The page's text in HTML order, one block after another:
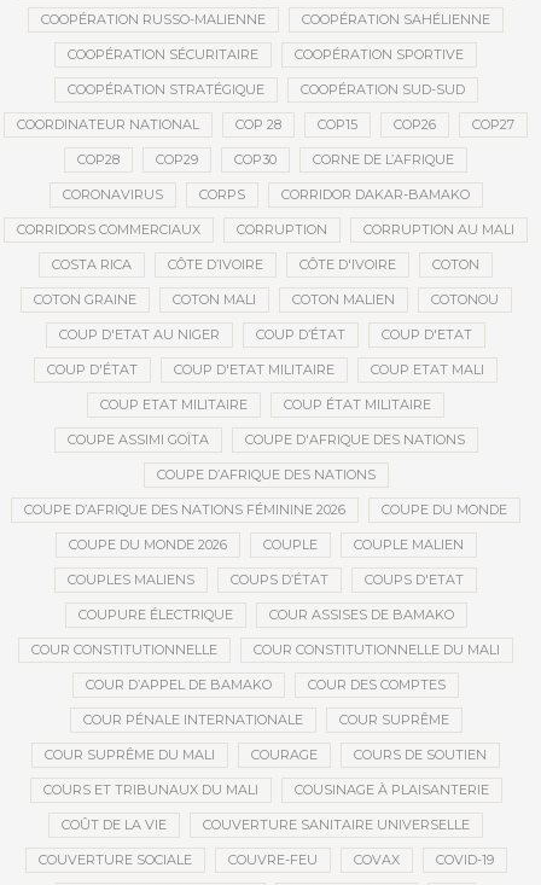
COOPÉRATION RUSSO-MALIENNE COOPÉRATION SAHÉLIENNE
COOPÉRATION SÉCURITAIRE COOPÉRATION SPORTIVE
COOPÉRATION STRATÉGIQUE COOPÉRATION SUD-SUD
COORDINATEUR NATIONAL COP 28 COP15 COP26 COP27
COP28 COP29 COP30 CORNE DE L’AFRIQUE
CORONAVIRUS CORPS CORRIDOR DAKAR-BAMAKO
CORRIDORS COMMERCIAUX CORRUPTION CORRUPTION AU MALI
COSTA RICA CÔTE D’IVOIRE CÔTE D'IVOIRE COTON
COTON GRAINE COTON MALI COTON MALIEN COTONOU
COUP D'ETAT AU NIGER COUP D’ÉTAT COUP D'ETAT
COUP D'ÉTAT COUP D'ETAT MILITAIRE COUP ETAT MALI
COUP ETAT MILITAIRE COUP ÉTAT MILITAIRE
COUPE ASSIMI GOÏTA COUPE D'AFRIQUE DES NATIONS
COUPE D’AFRIQUE DES NATIONS
COUPE D’AFRIQUE DES NATIONS FÉMININE 2026 COUPE DU MONDE
COUPE DU MONDE 2026 COUPLE COUPLE MALIEN
COUPLES MALIENS COUPS D’ÉTAT COUPS D'ETAT
COUPURE ÉLECTRIQUE COUR ASSISES DE BAMAKO
COUR CONSTITUTIONNELLE COUR CONSTITUTIONNELLE DU MALI
COUR D’APPEL DE BAMAKO COUR DES COMPTES
COUR PÉNALE INTERNATIONALE COUR SUPRÊME
COUR SUPRÊME DU MALI COURAGE COURS DE SOUTIEN
COURS ET TRIBUNAUX DU MALI COUSINAGE À PLAISANTERIE
COÛT DE LA VIE COUVERTURE SANITAIRE UNIVERSELLE
COUVERTURE SOCIALE COUVRE-FEU COVAX COVID-19